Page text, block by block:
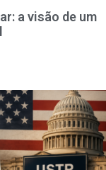
a visão de um